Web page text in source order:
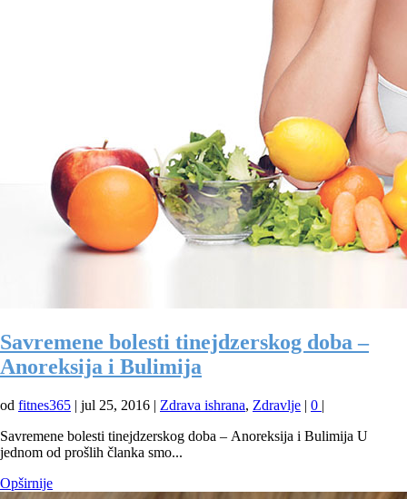
Savremene bolesti tinejdzerskog doba –
Anoreksija i Bulimija
od fitnes365 | jul 25, 2016 | Zdrava ishrana, Zdravlje | 0 |
Savremene bolesti tinejdzerskog doba – Anoreksija i Bulimija U
jednom od prošlih članka smo...
Opširnije